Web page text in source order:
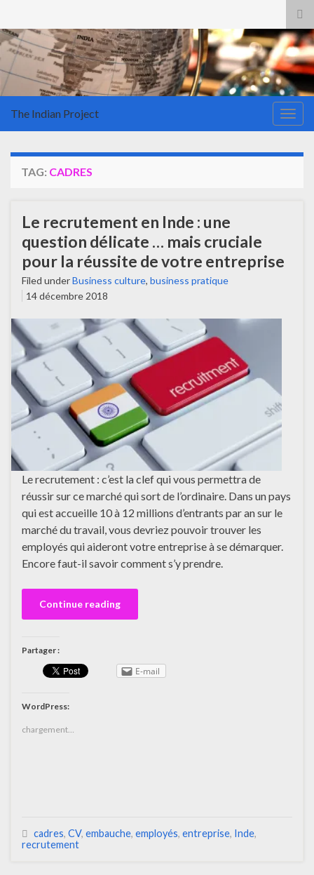
The Indian Project
TAG: CADRES
Le recrutement en Inde : une
question délicate … mais cruciale
pour la réussite de votre entreprise
Filed underBusiness culture, business pratique
14 décembre 2018
Le recrutement : c’est la clef qui vous permettra de
réussir sur ce marché qui sort de l’ordinaire. Dans un pays
qui est accueille 10 à 12 millions d’entrants par an sur le
marché du travail, vous devriez pouvoir trouver les
employés qui aideront votre entreprise à se démarquer.
Encore faut-il savoir comment s’y prendre.
Continue reading
Partager :
E-mail
WordPress:
chargement…
cadres, CV, embauche, employés, entreprise, Inde,
recrutement